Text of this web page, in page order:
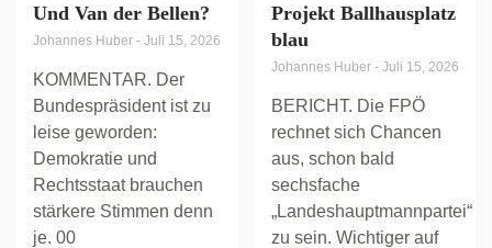
Und Van der Bellen?
Johannes Huber - Juli 15, 2026
KOMMENTAR. Der
Bundespräsident ist zu
leise geworden:
Demokratie und
Rechtsstaat brauchen
stärkere Stimmen denn
je. 00
Projekt Ballhausplatz
blau
Johannes Huber - Juli 15, 2026
BERICHT. Die FPÖ
rechnet sich Chancen
aus, schon bald
sechsfache
„Landeshauptmannpartei“
zu sein. Wichtiger auf